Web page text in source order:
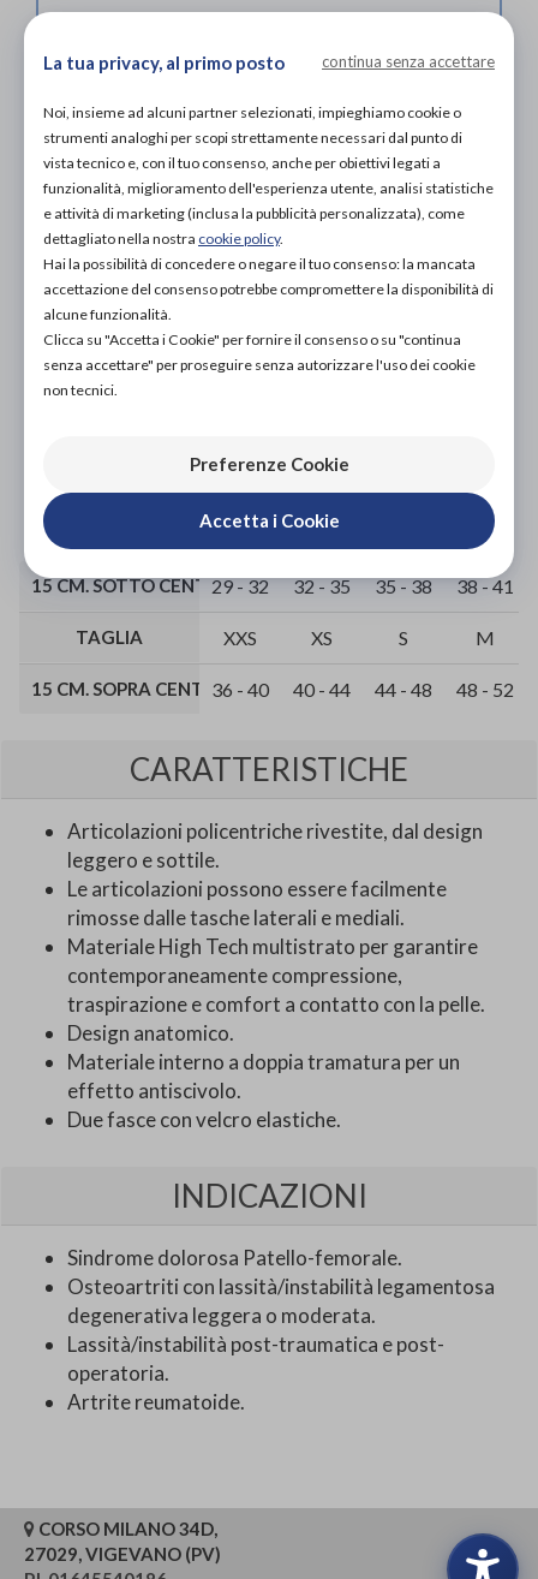
ACQUISTA ONLINE
Organizza prova in negozio
Scarica il coupon
specializzato.
15 CM. SOTTO CENTRO ROTULA (CM)
29 - 32 32 - 35 35 - 38 38 - 41
TAGLIA XXS XS S M
15 CM. SOPRA CENTRO ROTULA (CM)
36 - 40 40 - 44 44 - 48 48 - 52
CARATTERISTICHE
Articolazioni policentriche rivestite, dal design
leggero e sottile.
Le articolazioni possono essere facilmente
rimosse dalle tasche laterali e mediali.
Materiale High Tech multistrato per garantire
contemporaneamente compressione,
traspirazione e comfort a contatto con la pelle.
Design anatomico.
Materiale interno a doppia tramatura per un
effetto antiscivolo.
Due fasce con velcro elastiche.
INDICAZIONI
Sindrome dolorosa Patello-femorale.
Osteoartriti con lassità/instabilità legamentosa
degenerativa leggera o moderata.
Lassità/instabilità post-traumatica e post-
operatoria.
Artrite reumatoide.
CORSO MILANO 34D,
27029, VIGEVANO (PV)
La tua privacy, al primo posto continua senza accettare
Noi, insieme ad alcuni partner selezionati, impieghiamo cookie o
strumenti analoghi per scopi strettamente necessari dal punto di
vista tecnico e, con il tuo consenso, anche per obiettivi legati a
funzionalità, miglioramento dell'esperienza utente, analisi statistiche
e attività di marketing (inclusa la pubblicità personalizzata), come
dettagliato nella nostra cookie policy.
Hai la possibilità di concedere o negare il tuo consenso: la mancata
accettazione del consenso potrebbe compromettere la disponibilità di
alcune funzionalità.
Clicca su "Accetta i Cookie" per fornire il consenso o su "continua
senza accettare" per proseguire senza autorizzare l'uso dei cookie
non tecnici.
Preferenze Cookie
Accetta i Cookie